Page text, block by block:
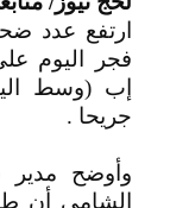
ارتفع عدد
فجر اليوم
جريحا .
وأوضح
الشامي أن